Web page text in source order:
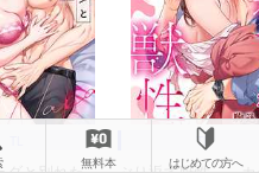
TL
無料本 はじめての方へ